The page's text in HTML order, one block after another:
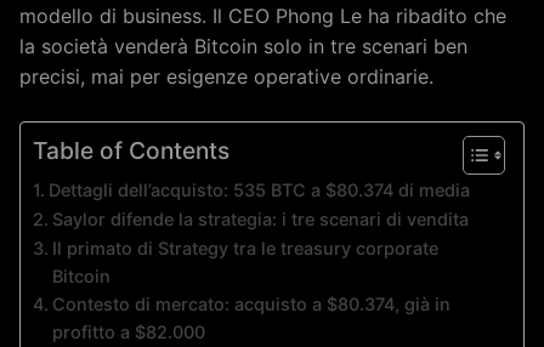
modello di business. Il CEO Phong Le ha ribadito che
la società venderà Bitcoin solo in tre scenari ben
precisi, mai per esigenze operative ordinarie.
Table of Contents
Dettagli dell’acquisto: 535 BTC a $80.374 di media
Saylor difende la strategia: i tre scenari di vendita
Il primato di Strategy tra le treasury corporate
Bitcoin
Contesto di mercato: acquisto a $80.374, già in
profitto a $82.000